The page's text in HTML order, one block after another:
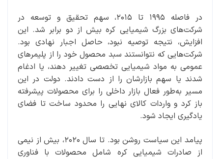
در فاصله ۱۹۹۵ تا ۲۰۱۵، سهم تحقیق و توسعه در
شرکت‌های بزرگ شیمیایی کره بیش از دو برابر شد. این
افزایش، نتیجه توصیه نبود، حاصل اجبار نهادی بود.
شرکت‌هایی که نتوانستند سبد محصول خود را از پلیمرهای
عمومی به مواد شیمیایی تخصصی تغییر دهند، یا ادغام
شدند یا سهم بازارشان را از دست دادند. دولت در این
مسیر به‌طور فعال بازار داخلی را برای محصولات پیشرفته
باز کرد و واردات کالای نهایی را محدود ساخت تا فضای
یادگیری ایجاد شود.
پیامد این سیاست روشن بود. تا سال ۲۰۲۰، بیش از نیمی
از صادرات شیمیایی کره شامل محصولات با فناوری